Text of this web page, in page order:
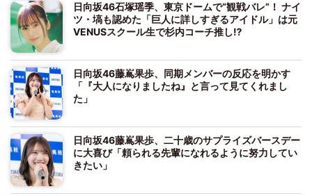
日向坂46石塚瑶季、東京ドームで“観戦バレ”！ ナイ
ツ・塙も認めた「巨人に詳しすぎるアイドル」は元
VENUSスクール生で杉内コーチ推し⁉
日向坂46藤嶌果歩、同期メンバーの反応を明かす
「『大人になりましたね』と言って見てくれまし
た」
日向坂46藤嶌果歩、二十歳のサプライズバースデー
に大喜び「頼られる先輩になれるように努力してい
きたい」